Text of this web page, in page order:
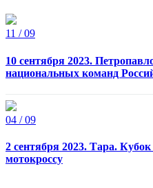
11 / 09
10 сентября 2023.
национальных команд
04 / 09
2 сентября 2023. Тара.
мотокроссу